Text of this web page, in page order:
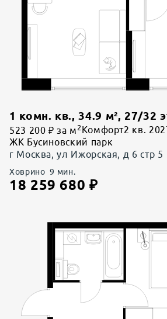
1 комн. кв., 34.9 м²,27/32
523 200 ₽ за м 2 Комфорт2 кв.
ЖК Бусиновский парк
г Москва, ул Ижорская, д 6 стр 5
Ховрино 9 мин.
18 259 680 ₽